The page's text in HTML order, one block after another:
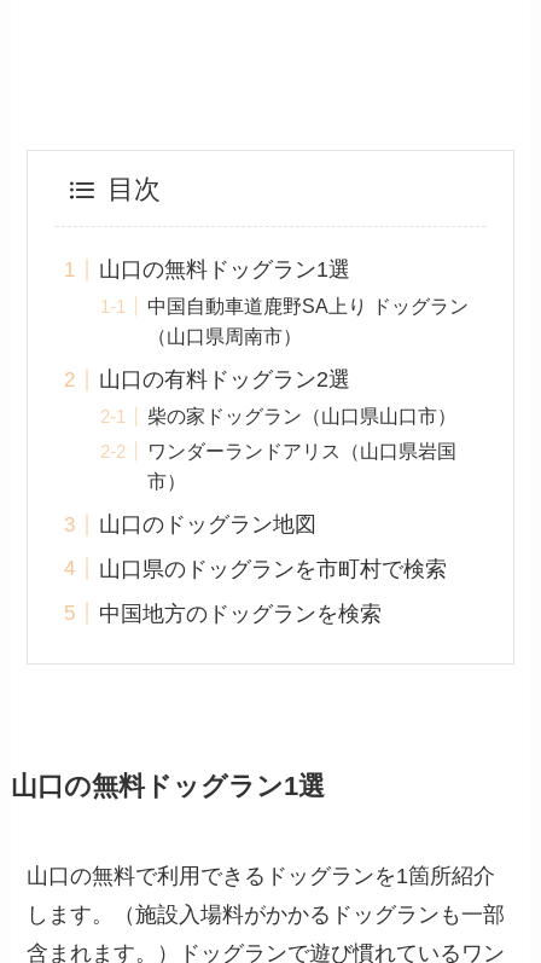
目次
山口の無料ドッグラン1選
中国自動車道鹿野SA上り ドッグラン
（山口県周南市）
山口の有料ドッグラン2選
柴の家ドッグラン（山口県山口市）
ワンダーランドアリス（山口県岩国
市）
山口のドッグラン地図
山口県のドッグランを市町村で検索
中国地方のドッグランを検索
山口の無料ドッグラン1選
山口の無料で利用できるドッグランを1箇所紹介
します。（施設入場料がかかるドッグランも一部
含まれます。）ドッグランで遊び慣れているワン